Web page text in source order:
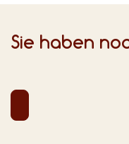
Sie haben